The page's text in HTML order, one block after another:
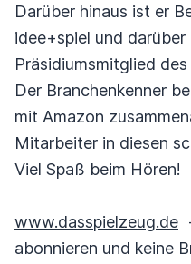
Darüber hinaus ist er
idee+spiel und darüber
Präsidiumsmitglied
Der Branchenkenner
mit Amazon
Mitarbeiter in diesen
Viel Spaß beim Hören!
www.dasspielzeug.de
abonnieren und keine